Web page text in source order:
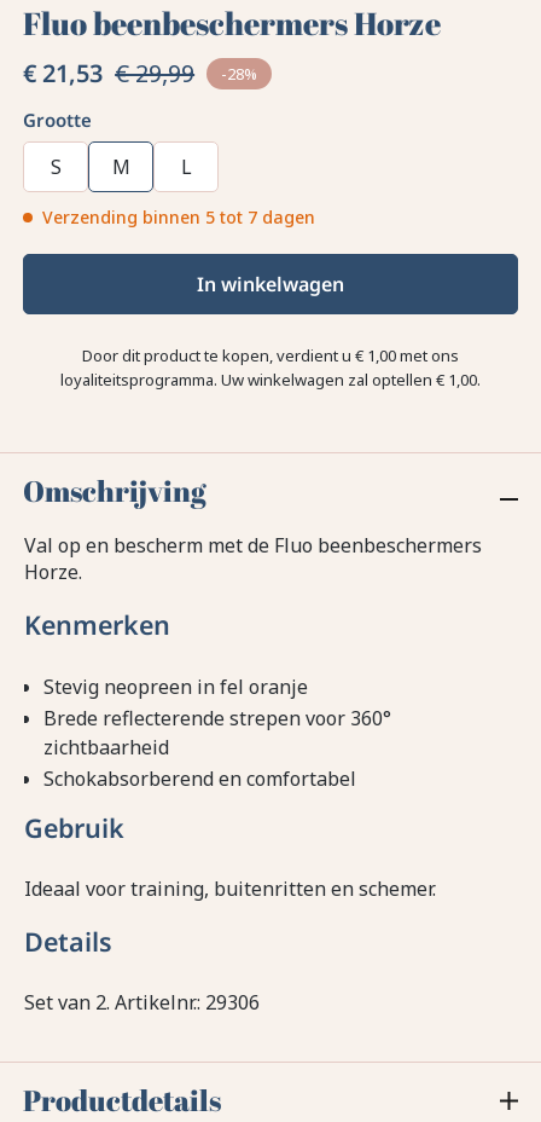
Fluo beenbeschermers Horze
€ 21,53 € 29,99 -28%
Grootte
S M L
Verzending binnen 5 tot 7 dagen
In winkelwagen
Door dit product te kopen, verdient u € 1,00met ons
loyaliteitsprogramma. Uw winkelwagen zal optellen € 1,00.
Omschrijving
Val op en bescherm met de Fluo beenbeschermers
Horze.
Kenmerken
Stevig neopreen in fel oranje
Brede reflecterende strepen voor 360°
zichtbaarheid
Schokabsorberend en comfortabel
Gebruik
Ideaal voor training, buitenritten en schemer.
Details
Set van 2. Artikelnr.: 29306
Productdetails